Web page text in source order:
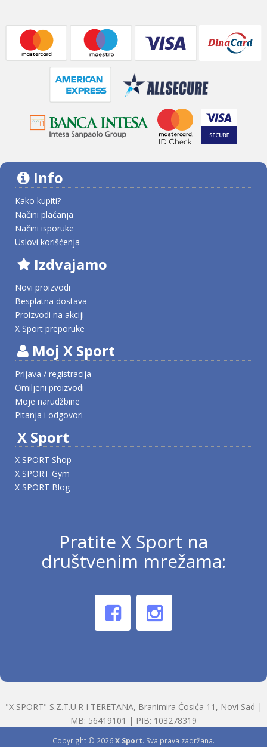
Info
Kako kupiti?
Načini plaćanja
Načini isporuke
Uslovi korišćenja
Izdvajamo
Novi proizvodi
Besplatna dostava
Proizvodi na akciji
X Sport preporuke
Moj X Sport
Prijava / registracija
Omiljeni proizvodi
Moje narudžbine
Pitanja i odgovori
X Sport
X SPORT Shop
X SPORT Gym
X SPORT Blog
Pratite X Sport na
društvenim mrežama:
"X SPORT" S.Z.T.U.R I TERETANA, Branimira Ćosića 11, Novi Sad |
MB: 56419101 | PIB: 103278319
Copyright © 2026X Sport. Sva prava zadržana.